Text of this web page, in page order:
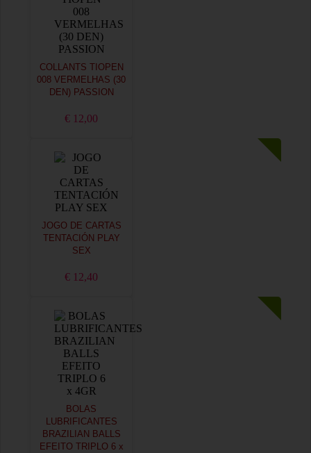
COLLANTS TIOPEN
008 VERMELHAS (30
DEN) PASSION
€ 12,00
JOGO DE CARTAS
TENTACIÓN PLAY
SEX
€ 12,40
BOLAS
LUBRIFICANTES
BRAZILIAN BALLS
EFEITO TRIPLO 6 x